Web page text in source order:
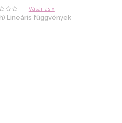
Vásárlás »
h) Lineáris függvények